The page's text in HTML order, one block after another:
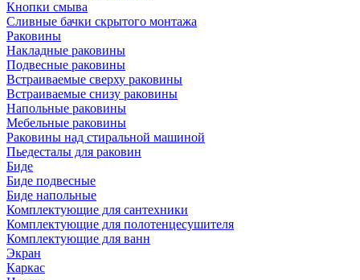
Кнопки смыва
Сливные бачки скрытого монтажа
Раковины
Накладные раковины
Подвесные раковины
Встраиваемые сверху раковины
Встраиваемые снизу раковины
Напольные раковины
Мебельные раковины
Раковины над стиральной машиной
Пьедесталы для раковин
Биде
Биде подвесные
Биде напольные
Комплектующие для сантехники
Комплектующие для полотенцесушителя
Комплектующие для ванн
Экран
Каркас